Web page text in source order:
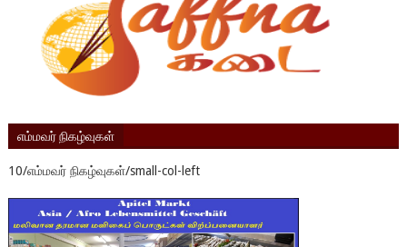
எம்மவர் நிகழ்வுகள்
10/எம்மவர் நிகழ்வுகள்/small-col-left